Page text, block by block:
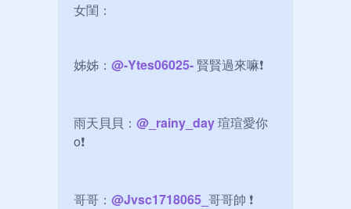
女閨：
姊姊： @-Ytes06025- 賢賢過來嘛❗️
雨天貝貝： @ _rainy_day 瑄瑄愛你
o❗️
哥哥： @Jvsc1718065_ 哥哥帥 ❗️